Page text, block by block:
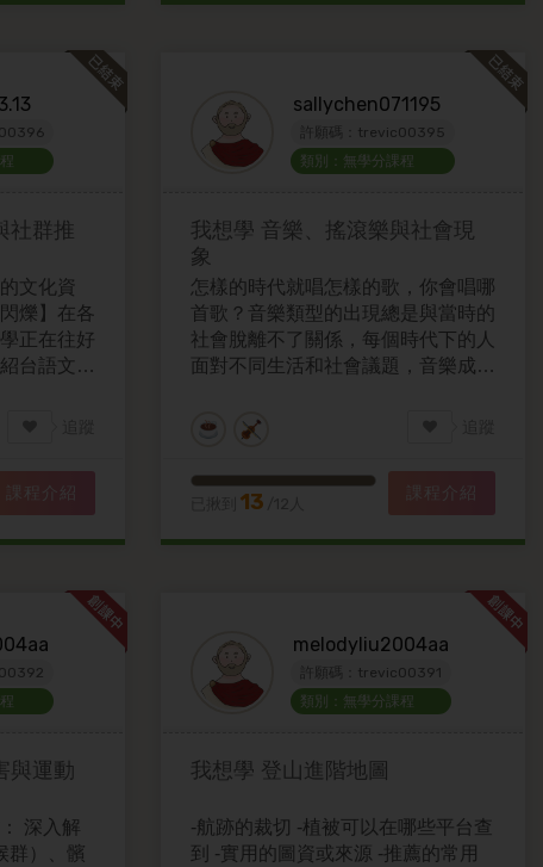
社群推
文化資
爍】在各
正在往好
台語文學
課程介紹
sallychen071195
許願碼：trevic00395
類別：無學分課程
我想學 音樂、搖滾樂與社會現
象
怎樣的時代就唱怎樣的歌，你會唱哪
首歌？音樂類型的出現總是與當時的
社會脫離不了關係，每個時代下的人
面對不同生活和社會議題，音樂成為
式。 因此本課程將從音樂出發，認
識、觀察、探討社會議題，將邀請社
會學研究所畢業，並且有進行音樂創
作實務的講者，分成三個部分分。:
Clash 為例的音樂實踐。二、次文化
觀察三、講者的樂團(無先生)與創作
課程介紹
13
與運動
深入解
群）、髕
melodyliu2004aa
許願碼：trevic00391
類別：無學分課程
我想學 登山進階地圖
-航跡的裁切 -植被可以在哪些平台查
到 -實用的圖資或來源 -推薦的常用